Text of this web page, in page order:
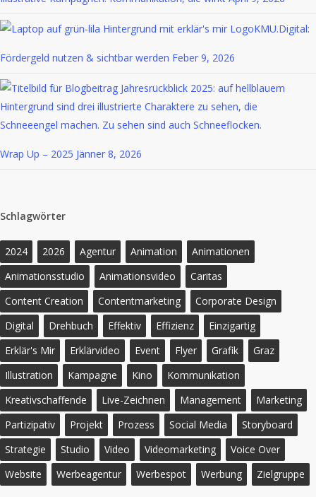
KMU.Digital:
Fördergeld nutzen & sichtbar werden Feber 9, 2026
Wrap Up – 2025 Jänner 8, 2026
Schlagwörter
2024 2026 Agentur Animation
Animationen
Animationsstudio
Animationsvideo
Caritas
Content Creation
Contentmarketing
Corporate Design
Digital
Drehbuch Effektiv Effizienz
Einzigartig
Erklär's Mir
Erklärvideo Event Flyer Grafik
Graz
Illustration
Kampagne Kino
Kommunikation
Kreativschaffende
Live-Zeichnen Management
Marketing
Partizipativ
Projekt Prozess Social Media
Storyboard
Strategie
Studio Video Videomarketing
Voice Over
Website
Werbeagentur Werbespot Werbung Zielgruppe